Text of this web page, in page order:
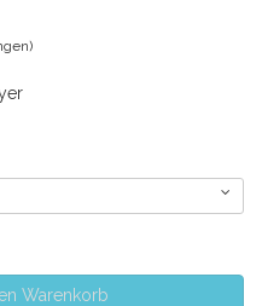
Warenkorb